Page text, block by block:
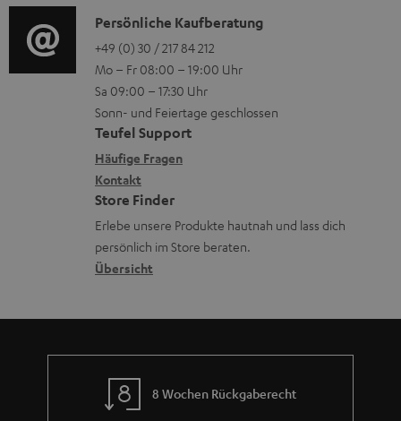
l
a
d
e
n
e
n
z
u
r
G
a
r
a
n
i
e
g
e
r
ä
t
e
R
ü
c
k
a
h
m
i
o
-
L
e
x
i
k
o
n
K
o
n
t
a
k
t
d
a
t
n
Persönliche Kaufberatung
+49 (0) 30 / 217 84 212
Mo – Fr 08:00 – 19:00 Uhr
Sa 09:00 – 17:30 Uhr
Sonn- und Feiertage geschlossen
Teufel Support
Häufige Fragen
Kontakt
Store Finder
Erlebe unsere Produkte hautnah und lass dich
persönlich im Store beraten.
Übersicht
8 Wochen Rückgaberecht